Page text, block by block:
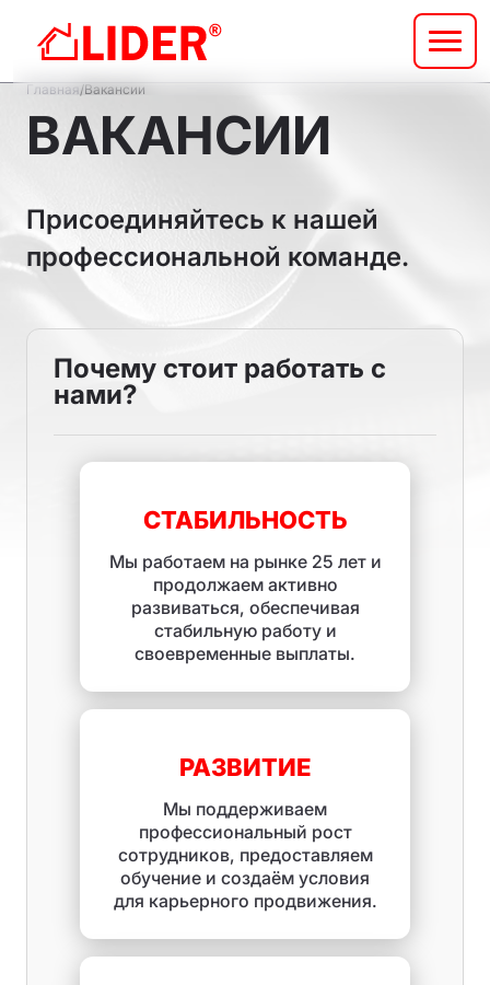
основному
содержанию
Строка
навигации
Главная Вакансии
ВАКАНСИИ
Присоединяйтесь к нашей
профессиональной команде.
Почему стоит работать с
нами?
СТАБИЛЬНОСТЬ
Мы работаем на рынке 25 лет и
продолжаем активно
развиваться, обеспечивая
стабильную работу и
своевременные выплаты.
РАЗВИТИЕ
Мы поддерживаем
профессиональный рост
сотрудников, предоставляем
обучение и создаём условия
для карьерного продвижения.